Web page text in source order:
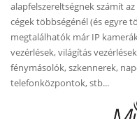
alapfelszereltségnek számít
cégek többségénél (és egyre
megtalálhatók már IP
vezérlések, világítás
fénymásolók, szkennerek,
telefonközpontok, stb...